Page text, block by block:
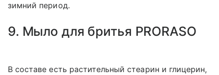
зимний период.
9. Мыло для бритья PRORASO
В составе есть растительный стеарин и глицерин,